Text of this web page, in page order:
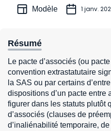
Modèle 1 janv.
Résumé
Le pacte d’associés (ou
convention extrastatutaire
la SAS ou par certains
dispositions d’un pacte entre
figurer dans les statuts plutôt
d’associés (clauses de
d’inaliénabilité temporaire,